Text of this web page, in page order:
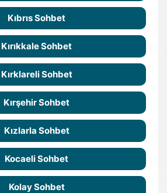
Kıbrıs Sohbet
Kırıkkale Sohbet
Kırklareli Sohbet
Kırşehir Sohbet
Kızlarla Sohbet
Kocaeli Sohbet
Kolay Sohbet